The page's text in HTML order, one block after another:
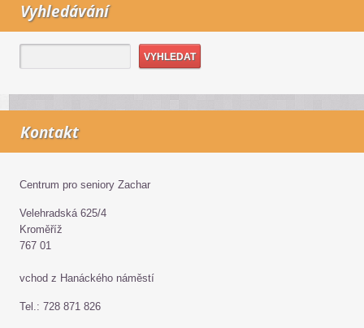
Vyhledávání
Kontakt
Centrum pro seniory Zachar
Velehradská 625/4
Kroměříž
767 01
vchod z Hanáckého náměstí
Tel.: 728 871 826